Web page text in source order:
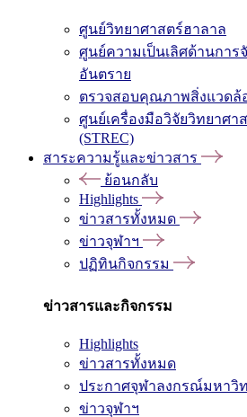
ศูนย์วิทยาศาสตร์ฮาลาล
ศูนย์ความเป็นเลิศด้านการ
อันตราย
ตรวจสอบคุณภาพสิ่งแวดล้
ศูนย์เครื่องมือวิจัยวิทยาศา
(STREC)
สาระความรู้และข่าวสาร
ย้อนกลับ
Highlights
ข่าวสารทั้งหมด
ข่าวจุฬาฯ
ปฏิทินกิจกรรม
ข่าวสารและกิจกรรม
Highlights
ข่าวสารทั้งหมด
ประกาศจุฬาลงกรณ์มหาวิ
ข่าวจุฬาฯ